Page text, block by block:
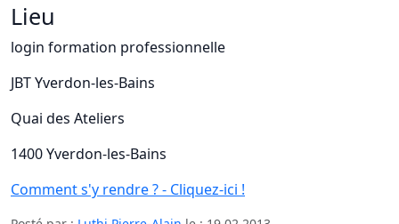
Lieu
login formation professionnelle
JBT Yverdon-les-Bains
Quai des Ateliers
1400 Yverdon-les-Bains
Comment s'y rendre ? - Cliquez-ici !